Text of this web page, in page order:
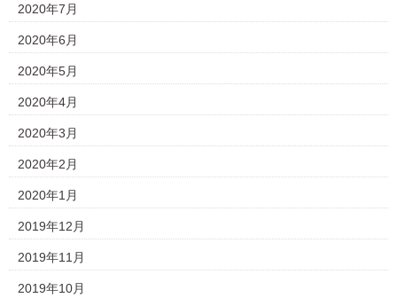
2020年7月
2020年6月
2020年5月
2020年4月
2020年3月
2020年2月
2020年1月
2019年12月
2019年11月
2019年10月